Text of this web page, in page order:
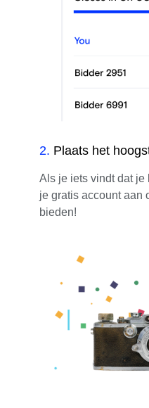
2. Plaats het
Als je iets vindt dat je
je gratis account aan
bieden!